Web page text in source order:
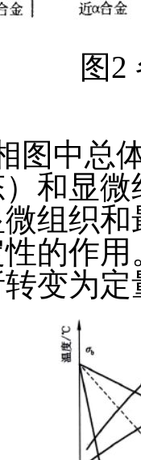
图2
图中总
和显
组织
的作
变为定